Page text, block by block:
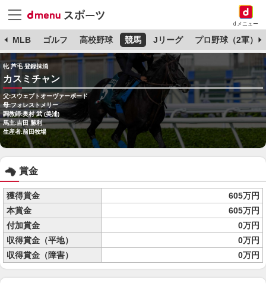
dメニュー
MLB ゴルフ 高校野球 競馬 Jリーグ プロ野球（2軍）
牝 芦毛 登録抹消
カスミチャン
父:スウェプトオーヴァーボード
母:フォレストメリー
調教師:奥村 武 (美浦)
馬主:吉田 勝利
生産者:前田牧場
賞金
獲得賞金
605万円
本賞金
605万円
付加賞金
0万円
収得賞金（平地）
0万円
収得賞金（障害）
0万円